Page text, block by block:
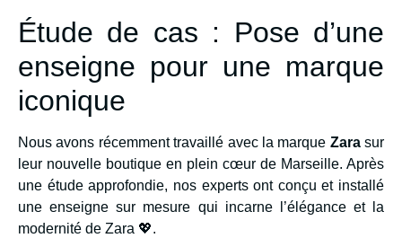
Étude de cas : Pose d’une
enseigne pour une marque
iconique
Nous avons récemment travaillé avec la marque Zarasur
leur nouvelle boutique en plein cœur de Marseille. Après
une étude approfondie, nos experts ont conçu et installé
une enseigne sur mesure qui incarne l’élégance et la
modernité de Zara 💖.